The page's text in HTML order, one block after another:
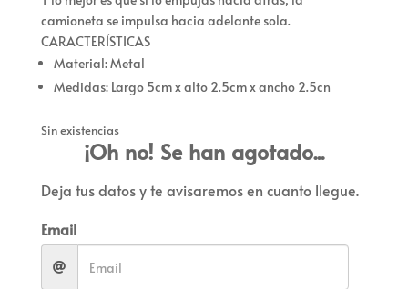
camioneta se impulsa hacia adelante sola.
CARACTERÍSTICAS
Material: Metal
Medidas: Largo 5cm x alto 2.5cm x ancho 2.5cn
Sin existencias
¡Oh no! Se han agotado...
Deja tus datos y te avisaremos en cuanto llegue.
Email